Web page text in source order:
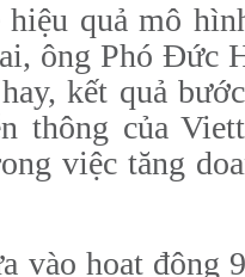
quả mô
ông Phó Đức
kết quả
thông của
việc tăng
vào hoạt động